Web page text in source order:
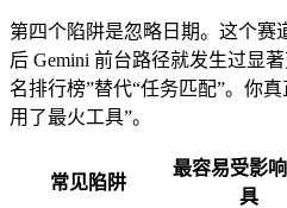
第四个陷阱是忽略日期。这个赛
后 Gemini 前台路径就发生过显
名排行榜”替代“任务匹配”。你
用了最火工具”。
常见陷阱
最容易受影
具